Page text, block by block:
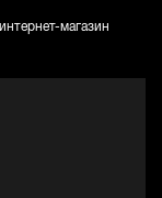
магазин